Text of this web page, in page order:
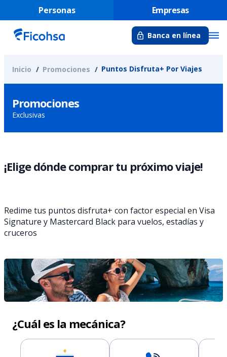
Personas Empresas
Banca en línea
Inicio Promociones Puntos Disfruta+ Por Viajes
Promociones
Exclusivas
¡Elige dónde comprar tu próximo viaje!
Redime tus puntos disfruta+ con factor especial en Visa
Signature y Mastercard Black para vuelos, estadías y
cruceros
¿Cuál es la mecánica?